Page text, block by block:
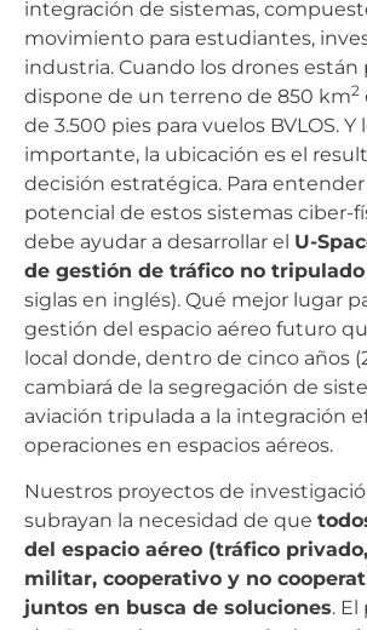
integración de sistemas,
movimiento para estudiantes,
industria. Cuando los drones están
dispone de un terreno de 850 km2
de 3.500 pies para vuelos BVLOS. Y
importante, la ubicación es el
decisión estratégica. Para
potencial de estos sistemas ciber-
debe ayudar a desarrollar el U-
de gestión de tráfico no tripulado
siglas en inglés). Qué mejor lugar
gestión del espacio aéreo futuro
local donde, dentro de cinco años
cambiará de la segregación de
aviación tripulada a la integración
operaciones en espacios aéreos.
Nuestros proyectos de
subrayan la necesidad de que
del espacio aéreo (tráfico
militar, cooperativo y no
juntos en busca de soluciones.